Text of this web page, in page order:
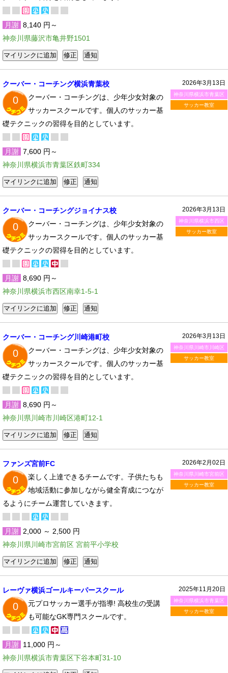
月謝 8,140 円～
神奈川県藤沢市亀井野1501
2026年3月13日
神奈川県横浜市青葉区
サッカー教室
クーバー・コーチング横浜青葉校
0
クーバー・コーチングは、少年少女対象の
サッカースクールです。個人のサッカー基
礎テクニックの習得を目的としています。
月謝 7,600 円～
神奈川県横浜市青葉区鉄町334
2026年3月13日
神奈川県横浜市西区
サッカー教室
クーバー・コーチングジョイナス校
0
クーバー・コーチングは、少年少女対象の
サッカースクールです。個人のサッカー基
礎テクニックの習得を目的としています。
月謝 8,690 円～
神奈川県横浜市西区南幸1-5-1
2026年3月13日
神奈川県川崎市川崎区
サッカー教室
クーバー・コーチング川崎港町校
0
クーバー・コーチングは、少年少女対象の
サッカースクールです。個人のサッカー基
礎テクニックの習得を目的としています。
月謝 8,690 円～
神奈川県川崎市川崎区港町12-1
2026年2月02日
神奈川県川崎市宮前区
サッカー教室
ファンズ宮前FC
0
楽しく上達できるチームです。子供たちも
地域活動に参加しながら健全育成につなが
るようにチーム運営していきます。
月謝 2,000 ～ 2,500 円
神奈川県川崎市宮前区 宮前平小学校
2025年11月20日
神奈川県横浜市青葉区
サッカー教室
レーヴァ横浜ゴールキーパースクール
0
元プロサッカー選手が指導! 高校生の受講
も可能なGK専門スクールです。
月謝 11,000 円～
神奈川県横浜市青葉区下谷本町31-10